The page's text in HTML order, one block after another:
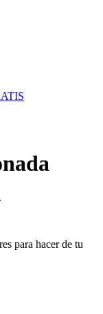
.
para hacer de tu